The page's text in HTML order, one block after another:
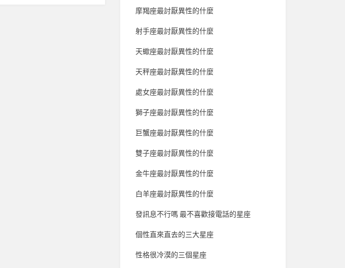
摩羯座最討厭異性的什麼
射手座最討厭異性的什麼
天蠍座最討厭異性的什麼
天秤座最討厭異性的什麼
處女座最討厭異性的什麼
獅子座最討厭異性的什麼
巨蟹座最討厭異性的什麼
雙子座最討厭異性的什麼
金牛座最討厭異性的什麼
白羊座最討厭異性的什麼
發訊息不行嗎 最不喜歡接電話的星座
個性直來直去的三大星座
性格很冷漠的三個星座